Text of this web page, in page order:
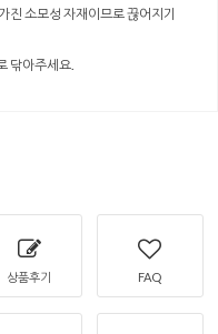
진 소모성 자재이므로 끊어지기
닦아주세요.
상품후기 FAQ